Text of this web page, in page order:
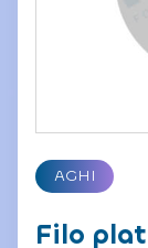
AGHI
Filo